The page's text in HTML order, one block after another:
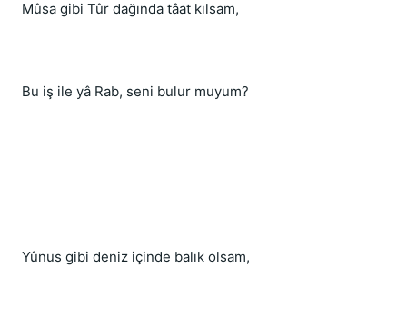
Mûsa gibi Tûr dağında tâat kılsam,
Bu iş ile yâ Rab, seni bulur muyum?
Yûnus gibi deniz içinde balık olsam,